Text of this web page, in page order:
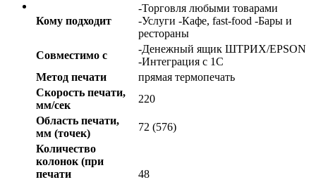
Кому подходит
-Торговля любыми товарами
-Услуги -Кафе, fast-food -Бары и
рестораны
Совместимо с
-Денежный ящик ШТРИХ/EPSON
-Интеграция с 1С
Метод печати
прямая термопечать
Скорость печати,
мм/сек
220
Область печати,
мм (точек)
72 (576)
Количество
колонок (при
печати
48